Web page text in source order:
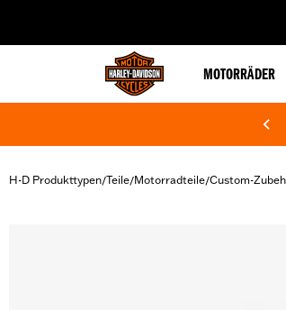
MOTORRÄDER
H-D Produkttypen/Teile/Motorradteile/Custom-